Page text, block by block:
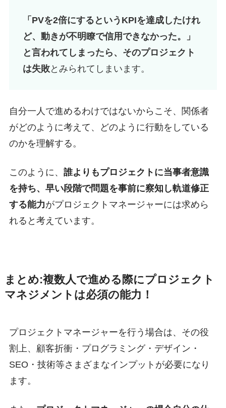
「PVを2倍にするというKPIを達成したけれ
ど、動きが不明瞭で信用できなかった。」
と言われてしまったら、そのプロジェクト
は失敗とみられてしまいます。
自分一人で進めるわけではないからこそ、関係者
がどのように考えて、どのように行動をしている
のかを理解する。
このように、 誰よりもプロジェクトに当事者意識
を持ち、早い段階で問題を事前に察知し軌道修正
する能力がプロジェクトマネージャーには求めら
れると考えています。
まとめ:複数人で進める際にプロジェクト
マネジメントは必須の能力！
プロジェクトマネージャーを行う場合は、その役
割上、顧客折衝・プログラミング・デザイン・
SEO・技術等さまざまなインプットが必要になり
ます。